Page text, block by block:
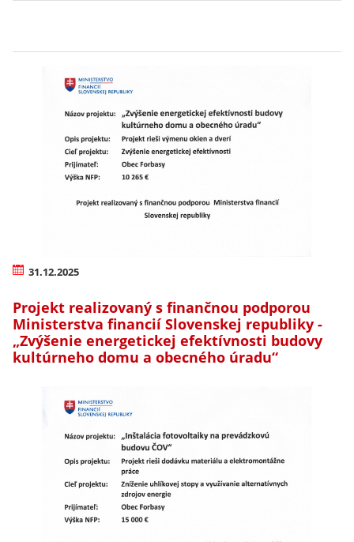
31.12.2025
Projekt realizovaný s finančnou podporou
Ministerstva financií Slovenskej republiky -
„Zvýšenie energetickej efektívnosti budovy
kultúrneho domu a obecného úradu“